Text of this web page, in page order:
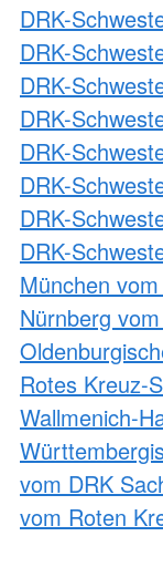
DRK-
DRK-
DRK-
DRK-
DRK-
DRK-
DRK-
DRK-
München
Nürnberg
Rotes Kreuz-
Wallmenich-
vom DRK
vom Roten